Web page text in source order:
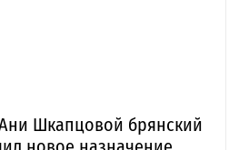
Шкапцовой брянский